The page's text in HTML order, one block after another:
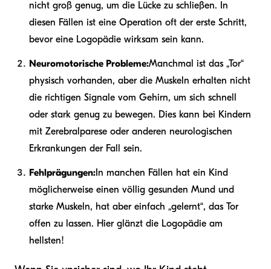
nicht groß genug, um die Lücke zu schließen. In
diesen Fällen ist eine Operation oft der erste Schritt,
bevor eine Logopädie wirksam sein kann.
Neuromotorische Probleme:Manchmal ist das „Tor“
physisch vorhanden, aber die Muskeln erhalten nicht
die richtigen Signale vom Gehirn, um sich schnell
oder stark genug zu bewegen. Dies kann bei Kindern
mit Zerebralparese oder anderen neurologischen
Erkrankungen der Fall sein.
Fehlprägungen: In manchen Fällen hat ein Kind
möglicherweise einen völlig gesunden Mund und
starke Muskeln, hat aber einfach „gelernt“, das Tor
offen zu lassen. Hier glänzt die Logopädie am
hellsten!